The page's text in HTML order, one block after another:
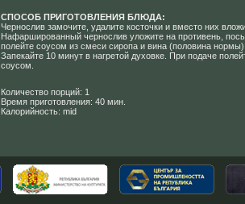
СПОСОБ ПРИГОТОВЛЕНИЯ БЛЮДА:
Чернослив замочите, удалите косточки и вместо них
Нафаршированный чернослив уложите на противень,
полейте соусом из смеси сиропа и вина (половина
Запекайте 10 минут в нагретой духовке. При подаче
соусом.
Количество порций: 1
Время приготовления: 40 мин.
Калорийность: mid